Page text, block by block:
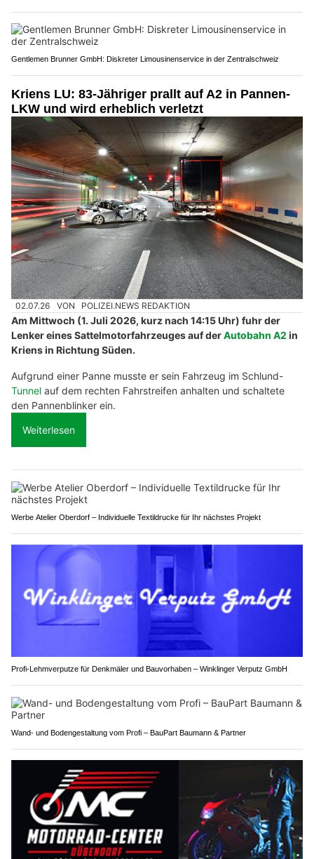
Gentlemen Brunner GmbH: Diskreter Limousinenservice in der Zentralschweiz
Kriens LU: 83-Jähriger prallt auf A2 in Pannen-
LKW und wird erheblich verletzt
02.07.26 VON POLIZEI.NEWS REDAKTION
Am Mittwoch (1. Juli 2026, kurz nach 14:15 Uhr) fuhr der
Lenker eines Sattelmotorfahrzeuges auf derAutobahn A2 in
Kriens in Richtung Süden.
Aufgrund einer Panne musste er sein Fahrzeug im Schlund-
Tunnel auf dem rechten Fahrstreifen anhalten und schaltete
den Pannenblinker ein.
Weiterlesen
Werbe Atelier Oberdorf – Individuelle Textildrucke für Ihr nächstes Projekt
Profi-Lehmverputze für Denkmäler und Bauvorhaben – Winklinger Verputz GmbH
Wand- und Bodengestaltung vom Profi – BauPart Baumann & Partner